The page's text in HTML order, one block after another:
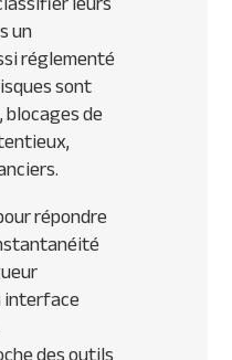
un
réglementé
sont
de
répondre
interface